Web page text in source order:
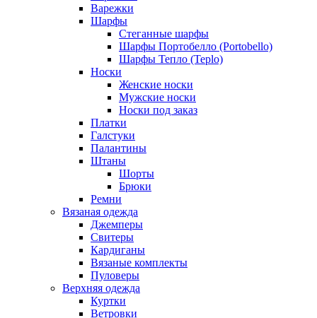
Варежки
Шарфы
Стеганные шарфы
Шарфы Портобелло (Portobello)
Шарфы Тепло (Teplo)
Носки
Женские носки
Мужские носки
Носки под заказ
Платки
Галстуки
Палантины
Штаны
Шорты
Брюки
Ремни
Вязаная одежда
Джемперы
Свитеры
Кардиганы
Вязаные комплекты
Пуловеры
Верхняя одежда
Куртки
Ветровки